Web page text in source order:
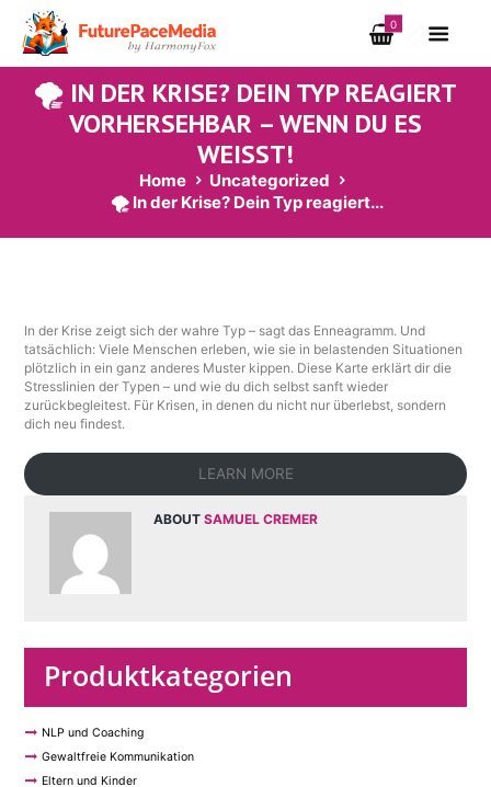
0
🌪️ IN DER KRISE? DEIN TYP REAGIERT
VORHERSEHBAR – WENN DU ES
WEISST!
Home
Uncategorized
🌪️ In der Krise? Dein Typ reagiert...
In der Krise zeigt sich der wahre Typ – sagt das Enneagramm. Und
tatsächlich: Viele Menschen erleben, wie sie in belastenden Situationen
plötzlich in ein ganz anderes Muster kippen. Diese Karte erklärt dir die
Stresslinien der Typen – und wie du dich selbst sanft wieder
zurückbegleitest. Für Krisen, in denen du nicht nur überlebst, sondern
dich neu findest.
LEARN MORE
ABOUT SAMUEL CREMER
Produktkategorien
NLP und Coaching
Gewaltfreie Kommunikation
Eltern und Kinder